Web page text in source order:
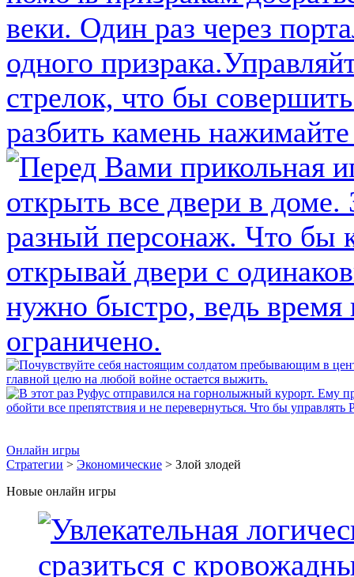
Онлайн игры
Стратегии > Экономические > Злой злодей
Новые онлайн игры